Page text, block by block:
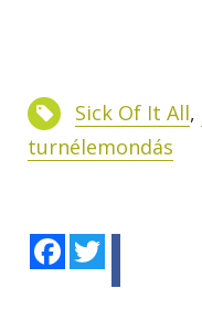
Sick Of It All,
turnélemondás
Facebook